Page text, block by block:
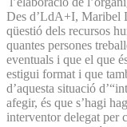
Des d’LdA+I, Maribel
qüestió dels recursos
quantes persones
eventuals i que el que
estigui format i que
d’aquesta situació
afegir, és que s’hagi
interventor delegat per